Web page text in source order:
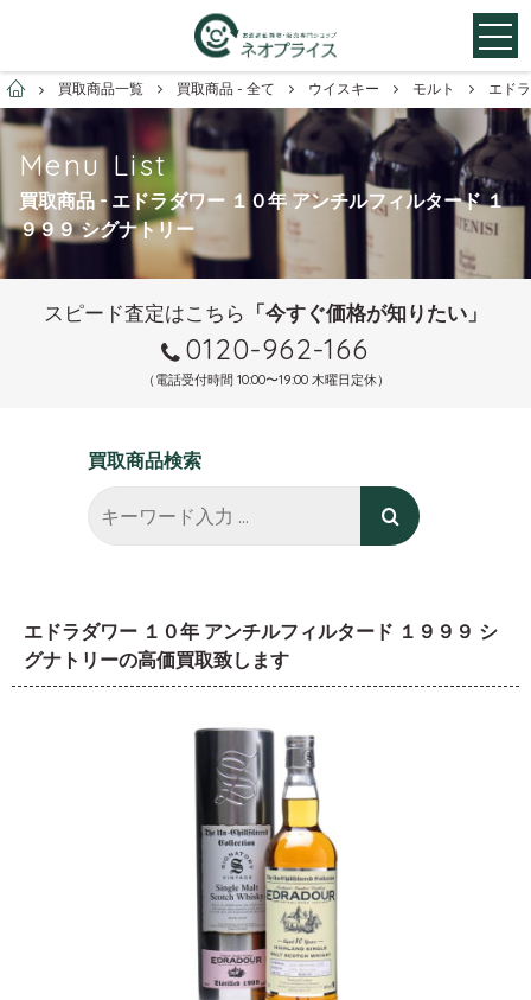
お酒買取専門店ネオプライス
買取商品一覧 買取商品 - 全て ウイスキー モルト エド
Menu List
買取商品 - エドラダワー １０年 アンチルフィルタード １
９９９ シグナトリー
スピード査定はこちら 「今すぐ価格が知りたい」
0120-962-166
（電話受付時間 10:00〜19:00 木曜日定休）
買取商品検索
エドラダワー １０年 アンチルフィルタード １９９９ シ
グナトリーの高価買取致します